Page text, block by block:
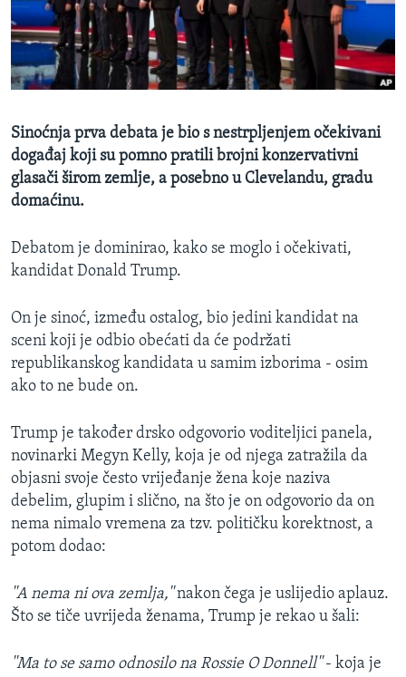
MAGAZIN
O GLASU AMERIKE
PRATITE NAS
Sinoćnja prva debata je bio s nestrpljenjem očekivani
događaj koji su pomno pratili brojni konzervativni
glasači širom zemlje, a posebno u Clevelandu, gradu
domaćinu.
Debatom je dominirao, kako se moglo i očekivati,
kandidat Donald Trump.
On je sinoć, između ostalog, bio jedini kandidat na
sceni koji je odbio obećati da će podržati
republikanskog kandidata u samim izborima - osim
ako to ne bude on.
Trump je također drsko odgovorio voditeljici panela,
novinarki Megyn Kelly, koja je od njega zatražila da
objasni svoje često vrijeđanje žena koje naziva
debelim, glupim i slično, na što je on odgovorio da on
nema nimalo vremena za tzv. političku korektnost, a
potom dodao:
''A nema ni ova zemlja,''nakon čega je uslijedio aplauz.
Što se tiče uvrijeda ženama, Trump je rekao u šali:
''Ma to se samo odnosilo na Rossie O Donnell''- koja je